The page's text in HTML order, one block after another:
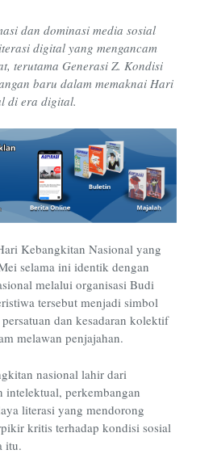
dan dominasi media sosial
digital yang mengancam
terutama Generasi Z. Kondisi
baru dalam memaknai Hari
di era digital.
Kebangkitan Nasional yang
selama ini identik dengan
melalui organisasi Budi
tersebut menjadi simbol
dan kesadaran kolektif
melawan penjajahan.
nasional lahir dari
intelektual, perkembangan
literasi yang mendorong
kritis terhadap kondisi sosial
itu.